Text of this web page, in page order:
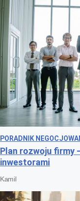
PORADNIK
Plan rozwoju firmy
inwestorami
Kamil